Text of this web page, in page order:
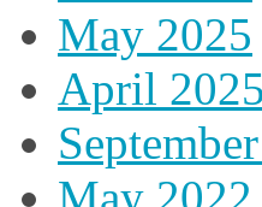
May 2025
April 2025
May 2022